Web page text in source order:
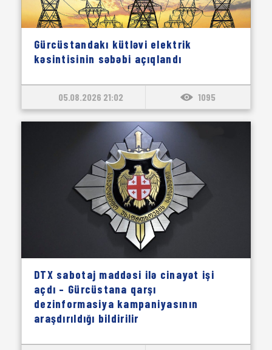
Gürcüstandakı kütləvi elektrik
kəsintisinin səbəbi açıqlandı
05.08.2026 21:02 1095
DTX sabotaj maddəsi ilə cinayət işi
açdı – Gürcüstana qarşı
dezinformasiya kampaniyasının
araşdırıldığı bildirilir